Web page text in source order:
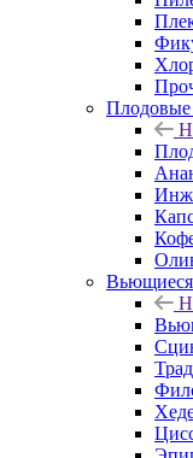
Плодовые
Вьющиеся